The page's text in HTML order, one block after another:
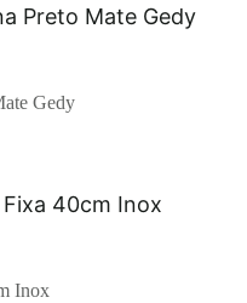
Gedy
Inox